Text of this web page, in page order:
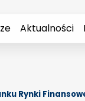
Aktualności
Rynki